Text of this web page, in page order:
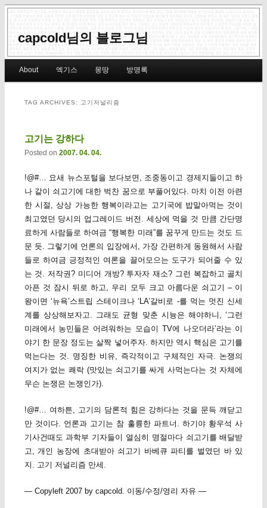
capcold님의 블로그님
Skip to primary content
Skip to secondary content
About 엑기스 몽땅 방명록
TAG ARCHIVES: 고기저널리즘
고기는 강하다
Posted on 2007. 04. 04.
!@#… 요새 뉴스포털을 보다보면, 조중동이고 경제지들이고 하
나 같이 쇠고기에 대한 벅찬 꿈으로 부풀어있다. 마치 이전 아련
한 시절, 상상 가능한 행복이라고는 고기국에 밥말아먹는 것이
최고였던 당시의 업그레이드 버전. 세상에 먹을 것 만큼 간단명
료하게 사람들로 하여금 “행복한 미래”를 꿈꾸게 만드는 것도 드
문 듯. 그렇기에 언론의 입장에서, 가장 간편하게 동원해서 사람
들로 하여금 긍정적인 여론을 끌어모으는 도구가 되어줄 수 있
는 것. 저작권? 미디어 개방? 투자자 재소? 그런 복잡하고 골치
아픈 것 잠시 뒤로 하고, 우리 모두 크고 아름다운 쇠고기 – 이
왕이면 ‘뉴욕’스트립 스테이크나 ‘LA’갈비로 -를 먹는 멋진 신세
계를 상상해보자고. 그래도 균형 맞춘 시늉은 해야하니, ‘그런
미래에서 농민들은 어려워하는 모습이 TV에 나오더라’라는 이
야기 한 문장 정도는 살짝 넣어주자. 하지만 역시 핵심은 고기를
먹는다는 것. 명징한 비유, 즉각적이고 구체적인 자극. 논쟁의
여지가 없는 쾌락 (맛있는 쇠고기를 싸게 사먹는다는 것 자체에
무슨 논쟁은 논쟁인가).
!@#… 여하튼, 고기의 담론적 힘은 강하다는 것을 문득 깨닫고
만 것이다. 언론과 고기는 참 훌륭한 파트너. 하기야 황우석 사
기사건때도 과학부 기자들이 열심히 명절마다 쇠고기를 배달받
고, 개인 농장에 초대받아 쇠고기 바베큐 파티를 벌였던 바 있
지. 고기 저널리즘 만세.
— Copyleft 2007 by capcold. 이동/수정/영리 자유 —